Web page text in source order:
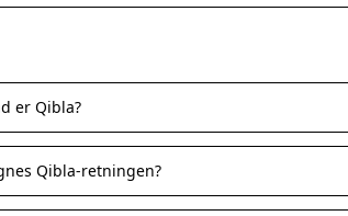
er Qibla?
Qibla-retningen?